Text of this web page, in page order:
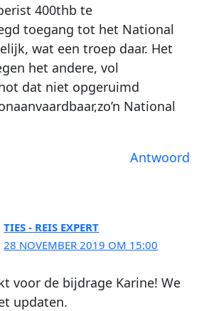
400thb te
toegang tot het National
wat een troep daar. Het
het andere, vol
dat niet opgeruimd
National
Antwoord
TIES - REIS EXPERT
28 NOVEMBER 2019 OM 15:00
voor de bijdrage Karine! We
updaten.